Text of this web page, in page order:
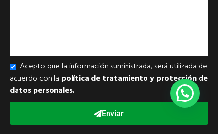
Acepto que la información suministrada, será utilizada de
acuerdo con la política de tratamiento y protección de
datos personales.
Enviar